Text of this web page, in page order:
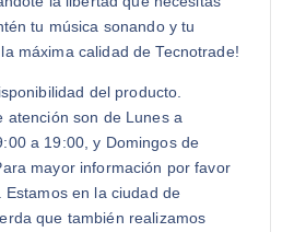
tu música sonando y tu
máxima calidad de Tecnotrade!
del producto.
atención son de Lunes a
a 19:00, y Domingos de
mayor información por favor
Estamos en la ciudad de
que también realizamos